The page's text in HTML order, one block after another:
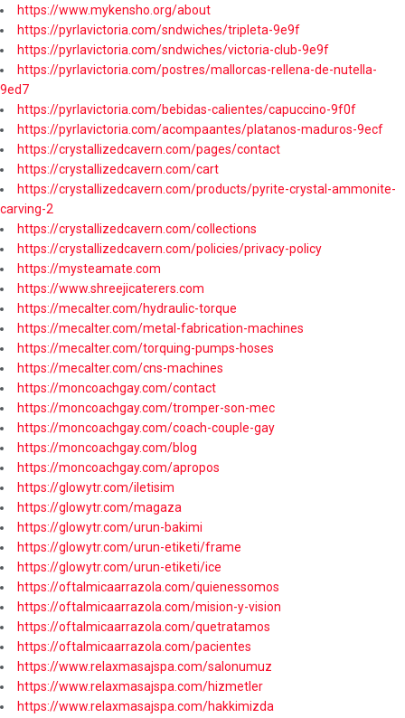
https://www.mykensho.org/about
https://pyrlavictoria.com/sndwiches/tripleta-9e9f
https://pyrlavictoria.com/sndwiches/victoria-club-9e9f
https://pyrlavictoria.com/postres/mallorcas-rellena-de-nutella-
9ed7
https://pyrlavictoria.com/bebidas-calientes/capuccino-9f0f
https://pyrlavictoria.com/acompaantes/platanos-maduros-9ecf
https://crystallizedcavern.com/pages/contact
https://crystallizedcavern.com/cart
https://crystallizedcavern.com/products/pyrite-crystal-ammonite-
carving-2
https://crystallizedcavern.com/collections
https://crystallizedcavern.com/policies/privacy-policy
https://mysteamate.com
https://www.shreejicaterers.com
https://mecalter.com/hydraulic-torque
https://mecalter.com/metal-fabrication-machines
https://mecalter.com/torquing-pumps-hoses
https://mecalter.com/cns-machines
https://moncoachgay.com/contact
https://moncoachgay.com/tromper-son-mec
https://moncoachgay.com/coach-couple-gay
https://moncoachgay.com/blog
https://moncoachgay.com/apropos
https://glowytr.com/iletisim
https://glowytr.com/magaza
https://glowytr.com/urun-bakimi
https://glowytr.com/urun-etiketi/frame
https://glowytr.com/urun-etiketi/ice
https://oftalmicaarrazola.com/quienessomos
https://oftalmicaarrazola.com/mision-y-vision
https://oftalmicaarrazola.com/quetratamos
https://oftalmicaarrazola.com/pacientes
https://www.relaxmasajspa.com/salonumuz
https://www.relaxmasajspa.com/hizmetler
https://www.relaxmasajspa.com/hakkimizda